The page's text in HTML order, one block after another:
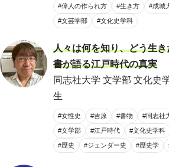
#偉人の作られ方 #生き方 #成城
#文芸学部 #文化史学科
人々は何を知り、どう生
書が語る江戸時代の真実
同志社大学 文学部 文化史
生
#女性史 #吉原 #書物 #同志社
#文学部 #江戸時代 #文化史学科
#歴史 #ジェンダー史 #歴史学